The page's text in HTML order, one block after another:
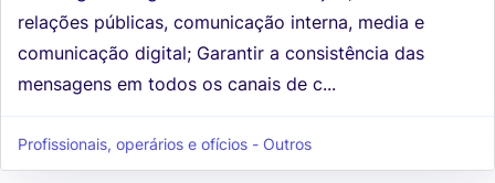
relações públicas, comunicação interna, media e
comunicação digital; Garantir a consistência das
mensagens em todos os canais de c...
Profissionais, operários e ofícios - Outros